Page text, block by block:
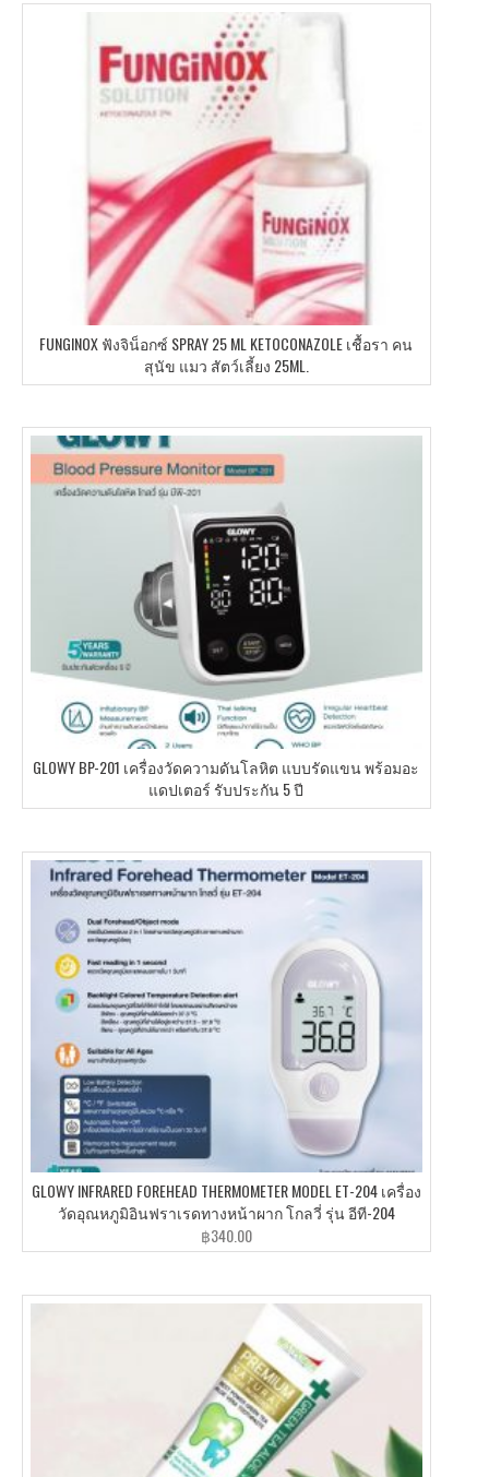
FUNGINOX ฟังจิน็อกซ์ SPRAY 25 ML KETOCONAZOLE เชื้อรา คน
สุนัข แมว สัตว์เลี้ยง 25ML.
GLOWY BP-201 เครื่องวัดความดันโลหิต แบบรัดแขน พร้อมอะ
แดปเตอร์ รับประกัน 5 ปี
GLOWY INFRARED FOREHEAD THERMOMETER MODEL ET-204 เครื่อง
วัดอุณหภูมิอินฟราเรดทางหน้าผาก โกลวี่ รุ่น อีที-204
฿340.00